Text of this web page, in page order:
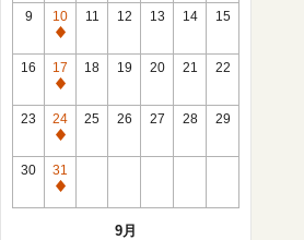
館
日
9
10
休
館
日
11 12 13 14 15
16
17
休
館
日
18 19 20 21 22
23
24
休
館
日
25 26 27 28 29
30
31
休
9月